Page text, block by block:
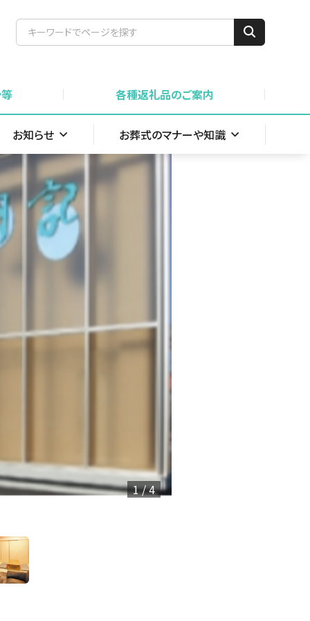
各種返礼品のご案内
お知らせ お葬式のマナーや知識
1 / 4